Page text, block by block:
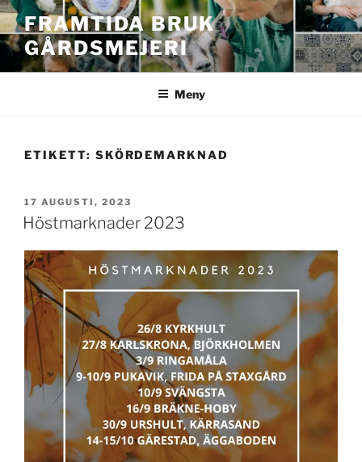
Hoppa
till
innehåll
FRAMTIDA BRUK
GÅRDSMEJERI
Meny
ETIKETT: SKÖRDEMARKNAD
PUBLICERAT
17 AUGUSTI, 2023
Höstmarknader 2023